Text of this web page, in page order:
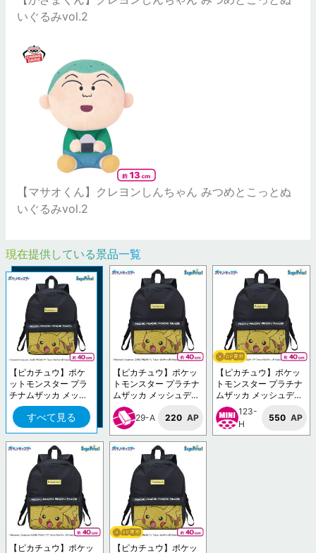
いぐるみvol.2
【マサオくん】クレヨンしんちゃん みつめとこっとぬ
いぐるみvol.2
現在提供している景品一覧
【ピカチュウ】ポケ
ットモンスター プラ
チナムザッカ メッシ
ュデザインリュックV
ol.1.5すべて見る
【ピカチュウ】ポケッ
トモンスター プラチナ
ムザッカ メッシュデザ
インリュックVol.1.5
29-A
220 AP
【ピカチュウ】ポケッ
トモンスター プラチナ
ムザッカ メッシュデザ
インリュックVol.1.5
123-
H
550 AP
【ピカチュウ】ポケッ 【ピカチュウ】ポケッ